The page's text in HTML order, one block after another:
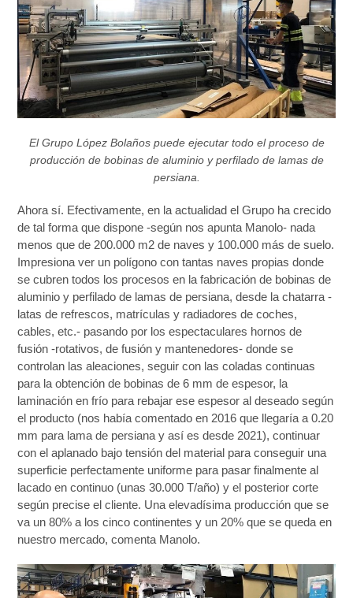
El Grupo López Bolaños puede ejecutar todo el proceso de
producción de bobinas de aluminio y perfilado de lamas de
persiana.
Ahora sí. Efectivamente, en la actualidad el Grupo ha crecido
de tal forma que dispone -según nos apunta Manolo- nada
menos que de 200.000 m2de naves y 100.000 más de suelo.
Impresiona ver un polígono con tantas naves propias donde
se cubren todos los procesos en la fabricación de bobinas de
aluminio y perfilado de lamas de persiana, desde la chatarra -
latas de refrescos, matrículas y radiadores de coches,
cables, etc.- pasando por los espectaculares hornos de
fusión -rotativos, de fusión y mantenedores- donde se
controlan las aleaciones, seguir con las coladas continuas
para la obtención de bobinas de 6 mm de espesor, la
laminación en frío para rebajar ese espesor al deseado según
el producto (nos había comentado en 2016 que llegaría a 0.20
mm para lama de persiana y así es desde 2021), continuar
con el aplanado bajo tensión del material para conseguir una
superficie perfectamente uniforme para pasar finalmente al
lacado en continuo (unas 30.000 T/año) y el posterior corte
según precise el cliente. Una elevadísima producción que se
va un 80% a los cinco continentes y un 20% que se queda en
nuestro mercado, comenta Manolo.